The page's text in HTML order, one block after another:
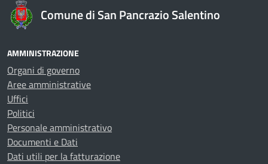
Comune di San Pancrazio Salentino
AMMINISTRAZIONE
Organi di governo
Aree amministrative
Uffici
Politici
Personale amministrativo
Documenti e Dati
Dati utili per la fatturazione